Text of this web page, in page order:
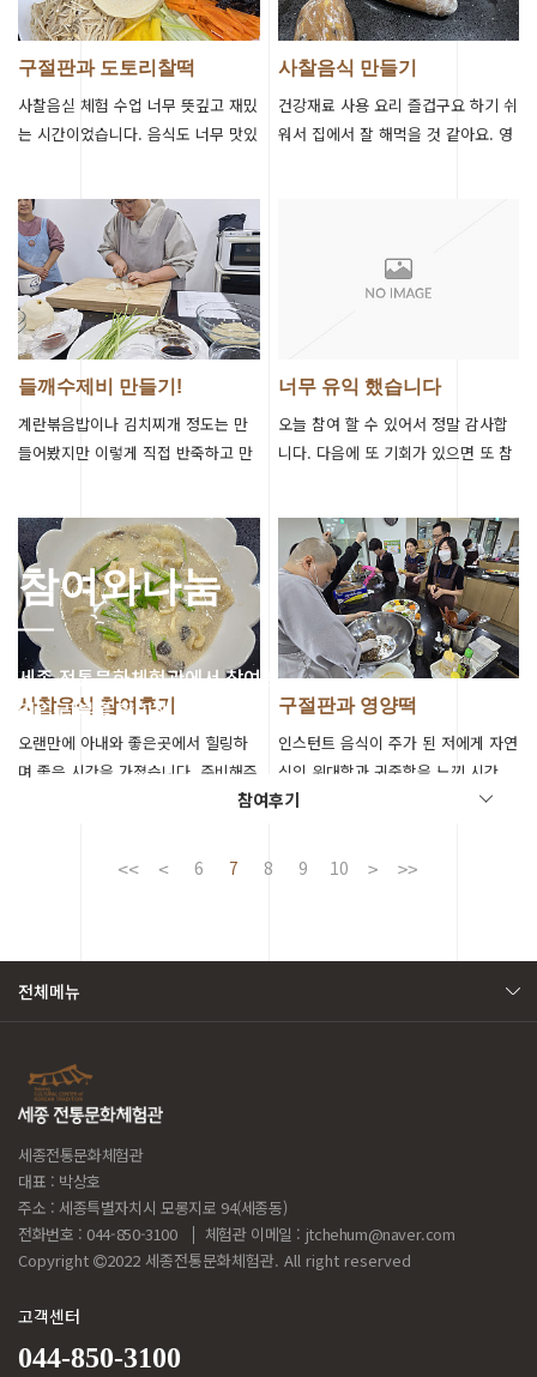
참여와나눔
세종 전통문화체험관에서 참여한
리얼 리뷰를 확인해보세요.
참여후기
구절판과 도토리찰떡
사찰음싣 체험 수업 너무 뜻깊고 재밌
는 시간이었습니다. 음식도 너무 맛있
사찰음식 만들기
건강재료 사용 요리 즐겁구요 하기 쉬
워서 집에서 잘 해먹을 것 같아요. 영
들깨수제비 만들기!
계란볶음밥이나 김치찌개 정도는 만
들어봤지만 이렇게 직접 반죽하고 만
할 때…
너무 유익 했습니다
오늘 참여 할 수 있어서 정말 감사합
니다. 다음에 또 기회가 있으면 또 참
사찰음식 참여후기
오랜만에 아내와 좋은곳에서 힐링하
며 좋은 시간을 가졌습니다. 준비해주
구절판과 영양떡
인스턴트 음식이 주가 된 저에게 자연
식의 위대함과 귀중함을 느낀 시간.
먹는걸 조금 더 신경쓰겠습니다.
6 7 8 9 10
전체메뉴
세종전통문화체험관
대표 : 박상호
주소 : 세종특별자치시 모롱지로 94(세종동)
전화번호 : 044-850-3100
체험관 이메일 : jtchehum@naver.com
Copyright
2022 세종전통문화체험관. All right reserved
고객센터
044-850-3100